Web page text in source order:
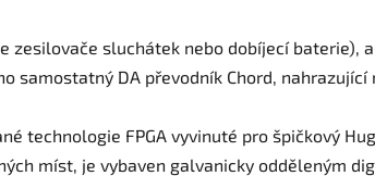
zesilovače sluchátek nebo dobíjecí
samostatný DA převodník Chord,
technologie FPGA vyvinuté pro špičkový
míst, je vybaven galvanicky odděleným